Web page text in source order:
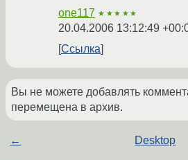
one117 ★★★★★
20.04.2006 13:12:49
Ссылка
Вы не можете добавлять
перемещена в архив.
← Desktop